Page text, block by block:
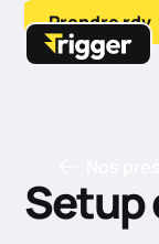
Prendre rdv
Setup